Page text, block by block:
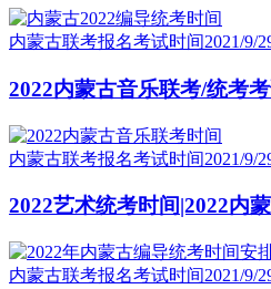
内蒙古联考报名考试时间2021/9/
2022内蒙古音乐联考/统考
内蒙古联考报名考试时间2021/9/
2022艺术统考时间|2022内
内蒙古联考报名考试时间2021/9/